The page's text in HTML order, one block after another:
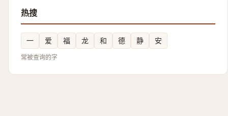
热搜
一 爱 福 龙 和 德 静 安
常被查询的字